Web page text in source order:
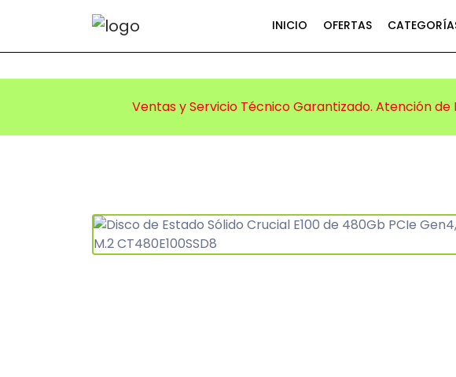
INICIO OFERTAS
Ventas y Servicio Técnico Garantizado. Atención de